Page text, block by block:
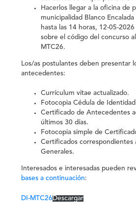
Hacerlos llegar a la oficina de
municipalidad Blanco
hasta las 14 horas, 12-05-2026
sobre el código del concurso
MTC26.
Los/as postulantes deben presentar
antecedentes:
Currículum vitae actualizado.
Fotocopia Cédula de
Certificado de Antecedentes
últimos 30 días.
Fotocopia simple de
Certificados correspondientes
Generales.
Interesados e interesadas pueden
bases a continuación:
DI-MTC26 Descargar